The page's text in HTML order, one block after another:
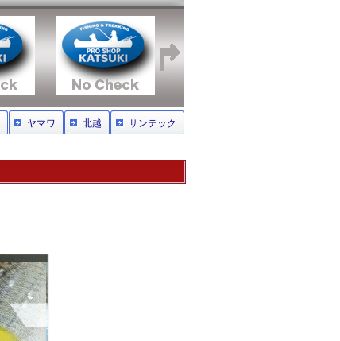
ヤマワ 北越 サンテック